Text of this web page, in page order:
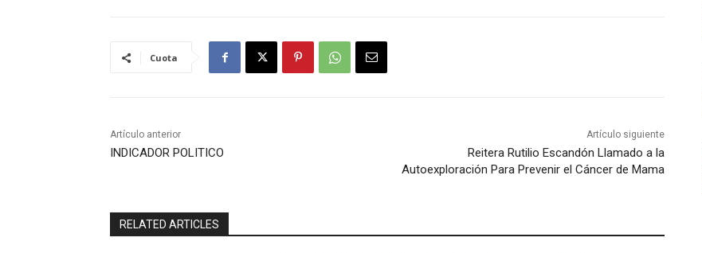
Cuota
Artículo anterior
INDICADOR POLITICO
Artículo siguiente
Reitera Rutilio Escandón Llamado a la
Autoexploración Para Prevenir el Cáncer de Mama
RELATED ARTICLES